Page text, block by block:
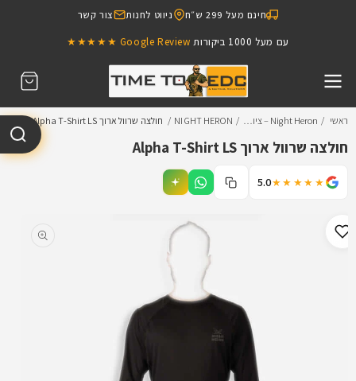
חינם מעל 299 ש״ח ניווט לחנות
צור קשר
עם מעל 1000 ביקורות
Google Review ★★★★★
עגלת
קניות
ראשי Night Heron – ציו… NIGHT HERON חולצה שרוול ארוך Alpha T-Shirt LS
חולצה שרוול ארוך Alpha T-Shirt LS
★★★★★
5.0
למידע
מוצר